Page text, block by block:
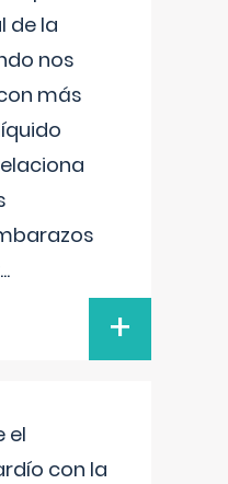
de la
nos
más
...
+
el
con la